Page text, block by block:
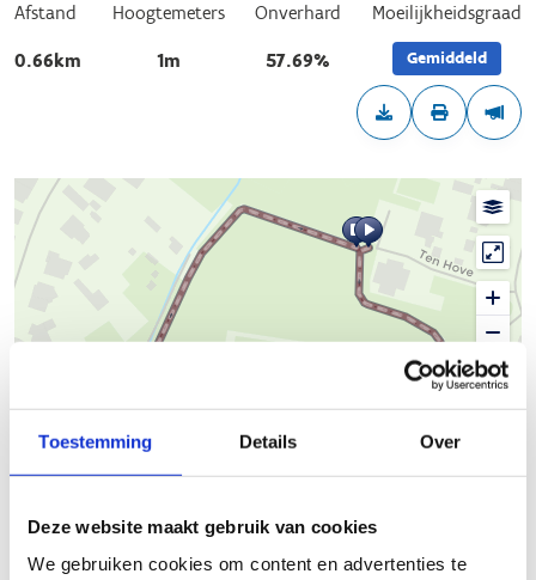
Toestemming Details Over
Deze website maakt gebruik van cookies
We gebruiken cookies om content en advertenties te
Afstand
0.66km
Hoogtemeters
1m
Onverhard
57.69%
Moeilijkheidsgraad
Gemiddeld
Kaartgegevens© Thunderforest© OpenStreetMap contributors
50 m